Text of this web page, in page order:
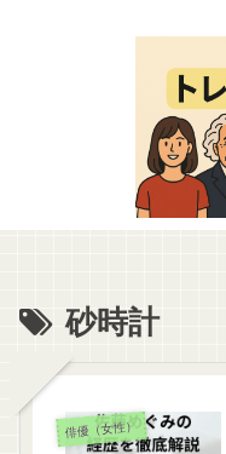
砂時計
俳優（女性）